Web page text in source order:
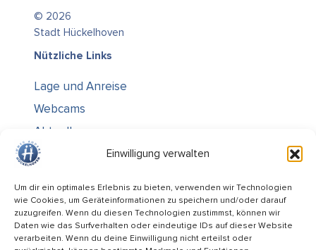
Einwilligung verwalten
Um dir ein optimales Erlebnis zu bieten, verwenden wir Technologien
wie Cookies, um Geräteinformationen zu speichern und/oder darauf
zuzugreifen. Wenn du diesen Technologien zustimmst, können wir
Daten wie das Surfverhalten oder eindeutige IDs auf dieser Website
verarbeiten. Wenn du deine Einwilligung nicht erteilst oder
© 2026
Stadt Hückelhoven
Nützliche Links
Lage und Anreise
Webcams
Aktuelles
Über uns
Kontakt / Öffnungszeiten
Alle Ämter
Stellenausschreibungen
Rechtliches